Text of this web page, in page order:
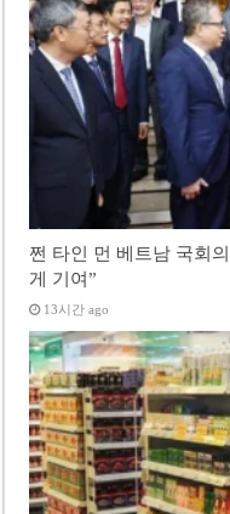
쩐 타인 먼 베트남 국회
게 기여”
13시간 ago